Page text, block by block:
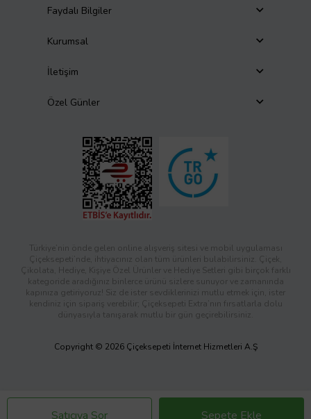
Satıcıya Sor Sepete Ekle
Faydalı Bilgiler
Kurumsal
İletişim
Özel Günler
Türkiye’nin önde gelen online alışveriş sitesi ve mobil uygulaması
Çiçeksepeti’nde, ihtiyacınız olan tüm ürünleri bulabilirsiniz. Çiçek,
Çikolata, Hediye, Kişiye Özel Ürünler ve Hediye Setleri gibi birçok farklı
kategoride aradığınız binlerce ürünü sizlere sunuyor ve zamanında
kapınıza getiriyoruz! Siz de ister sevdiklerinizi mutlu etmek için, ister
kendiniz için sipariş verebilir; Çiçeksepeti Extra’nın fırsatlarla dolu
dünyasıyla tanışarak mutlu bir gün geçirebilirsiniz.
Copyright © 2026 Çiçeksepeti İnternet Hizmetleri A.Ş